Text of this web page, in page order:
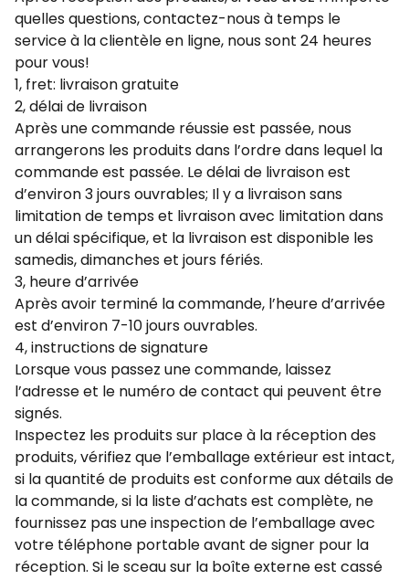
quelles questions, contactez-nous à temps le
service à la clientèle en ligne, nous sont 24 heures
pour vous!
1, fret: livraison gratuite
2, délai de livraison
Après une commande réussie est passée, nous
arrangerons les produits dans l’ordre dans lequel la
commande est passée. Le délai de livraison est
d’environ 3 jours ouvrables; Il y a livraison sans
limitation de temps et livraison avec limitation dans
un délai spécifique, et la livraison est disponible les
samedis, dimanches et jours fériés.
3, heure d’arrivée
Après avoir terminé la commande, l’heure d’arrivée
est d’environ 7-10 jours ouvrables.
4, instructions de signature
Lorsque vous passez une commande, laissez
l’adresse et le numéro de contact qui peuvent être
signés.
Inspectez les produits sur place à la réception des
produits, vérifiez que l’emballage extérieur est intact,
si la quantité de produits est conforme aux détails de
la commande, si la liste d’achats est complète, ne
fournissez pas une inspection de l’emballage avec
votre téléphone portable avant de signer pour la
réception. Si le sceau sur la boîte externe est cassé